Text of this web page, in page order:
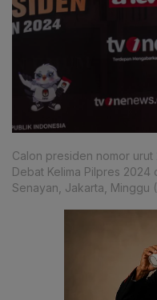
Calon presiden nomor
Debat Kelima Pilpres
Senayan, Jakarta, Minggu